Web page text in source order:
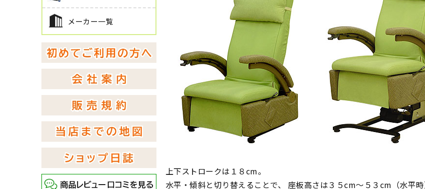
メーカー一覧
上下ストロークは１８cm。
水平・傾斜と切り替えることで、 座板高さは３５cm～５３cm（水平